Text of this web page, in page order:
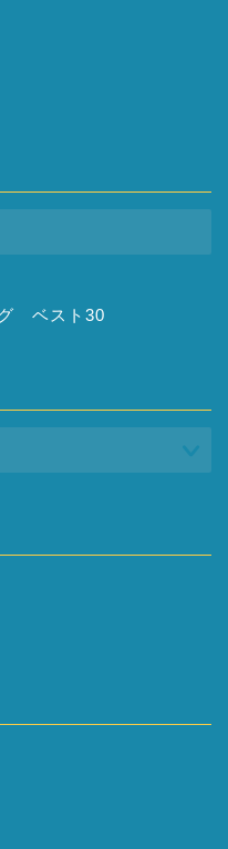
グ ベスト30